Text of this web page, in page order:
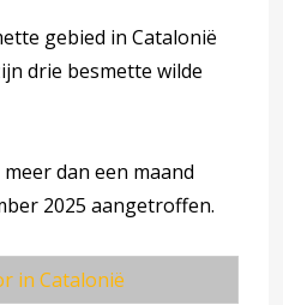
gebied in Catalonië
drie besmette wilde
dan een maand
2025 aangetroffen.
in Catalonië